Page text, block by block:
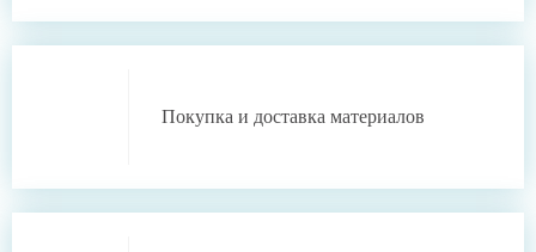
Покупка и доставка материалов